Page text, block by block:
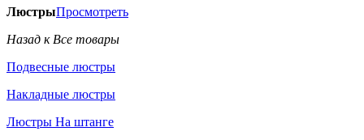
ЛюстрыПросмотреть
Назад к Все товары
Подвесные люстры
Накладные люстры
Люстры На штанге